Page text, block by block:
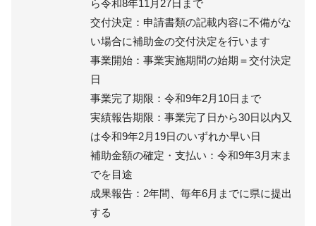
ら令和8年11月27日まで
交付決定：申請書類の記載内容に不備がな
い場合に補助金の交付決定を行います
事業開始：事業実施期間の始期＝交付決定
日
事業完了期限：令和9年2月10日まで
実績報告期限：事業完了日から30日以内又
は令和9年2月19日のいずれか早い日
補助金額の確定・支払い：令和9年3月末ま
でを目途
成果報告：2年間、毎年6月までに県に提出
する